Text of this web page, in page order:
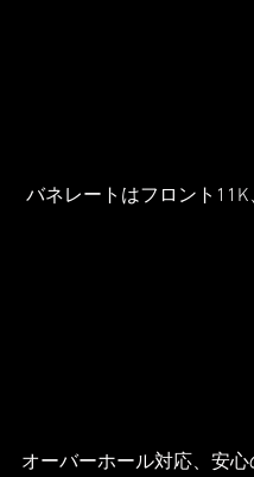
バネレートはフロント11K
オーバーホール対応、安